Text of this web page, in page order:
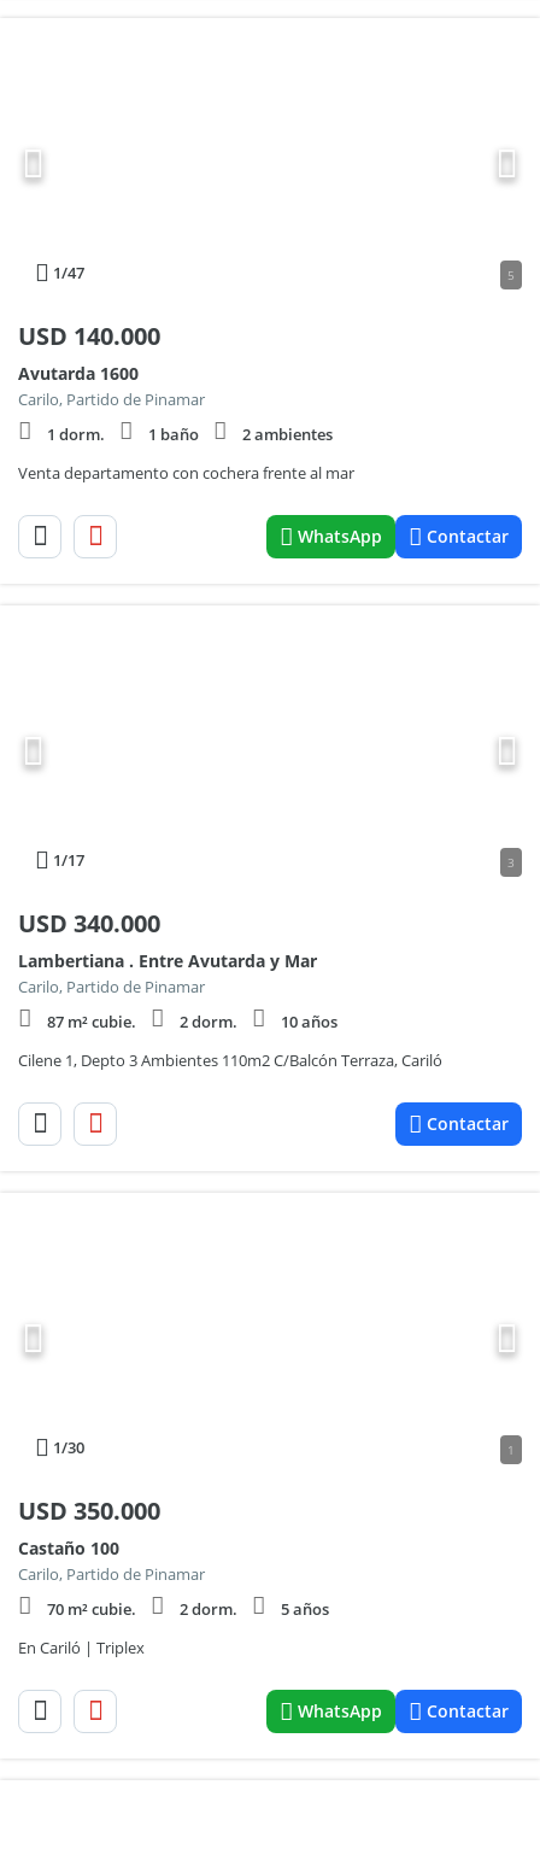
1/47 5
USD 140.000
Avutarda 1600
Carilo, Partido de Pinamar
1 dorm.
1 baño
2 ambientes
Venta departamento con cochera frente al mar
WhatsApp Contactar
1/17 3
USD 340.000
Lambertiana . Entre Avutarda y Mar
Carilo, Partido de Pinamar
87 m² cubie.
2 dorm.
10 años
Cilene 1, Depto 3 Ambientes 110m2 C/Balcón Terraza, Cariló
Contactar
1/30 1
USD 350.000
Castaño 100
Carilo, Partido de Pinamar
70 m² cubie.
2 dorm.
5 años
En Cariló | Triplex
WhatsApp Contactar